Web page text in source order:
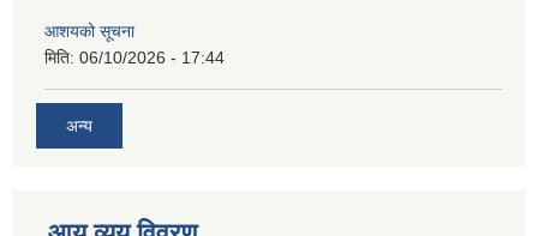
आशयको सूचना
मिति: 06/10/2026 - 17:44
अन्य